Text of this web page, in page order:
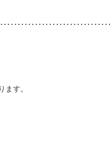
す。